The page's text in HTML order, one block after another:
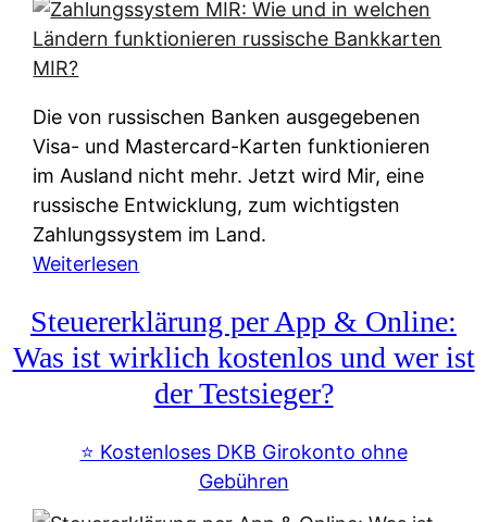
l
t
n
a
t
i
v
e
&
f
r
e
u
Die von russischen Banken ausgegebenen
Visa- und Mastercard-Karten funktionieren
im Ausland nicht mehr. Jetzt wird Mir, eine
russische Entwicklung, zum wichtigsten
Zahlungssystem im Land.
Weiterlesen
a
h
g
Steuererklärung per App & Online:
Was ist wirklich kostenlos und wer ist
der Testsieger?
⭐️ Kostenloses DKB Girokonto ohne
Gebühren